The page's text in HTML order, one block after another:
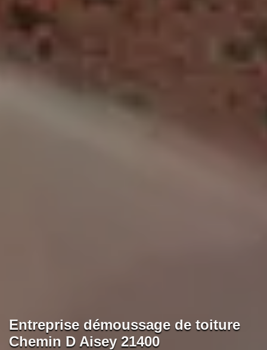
Entreprise démoussage de toiture
Chemin D Aisey 21400